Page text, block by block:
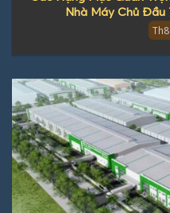
Nhà Máy Chủ Đầu